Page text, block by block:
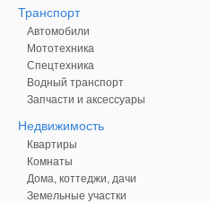
Транспорт
Автомобили
Мототехника
Спецтехника
Водный транспорт
Запчасти и аксессуары
Недвижимость
Квартиры
Комнаты
Дома, коттеджи, дачи
Земельные участки